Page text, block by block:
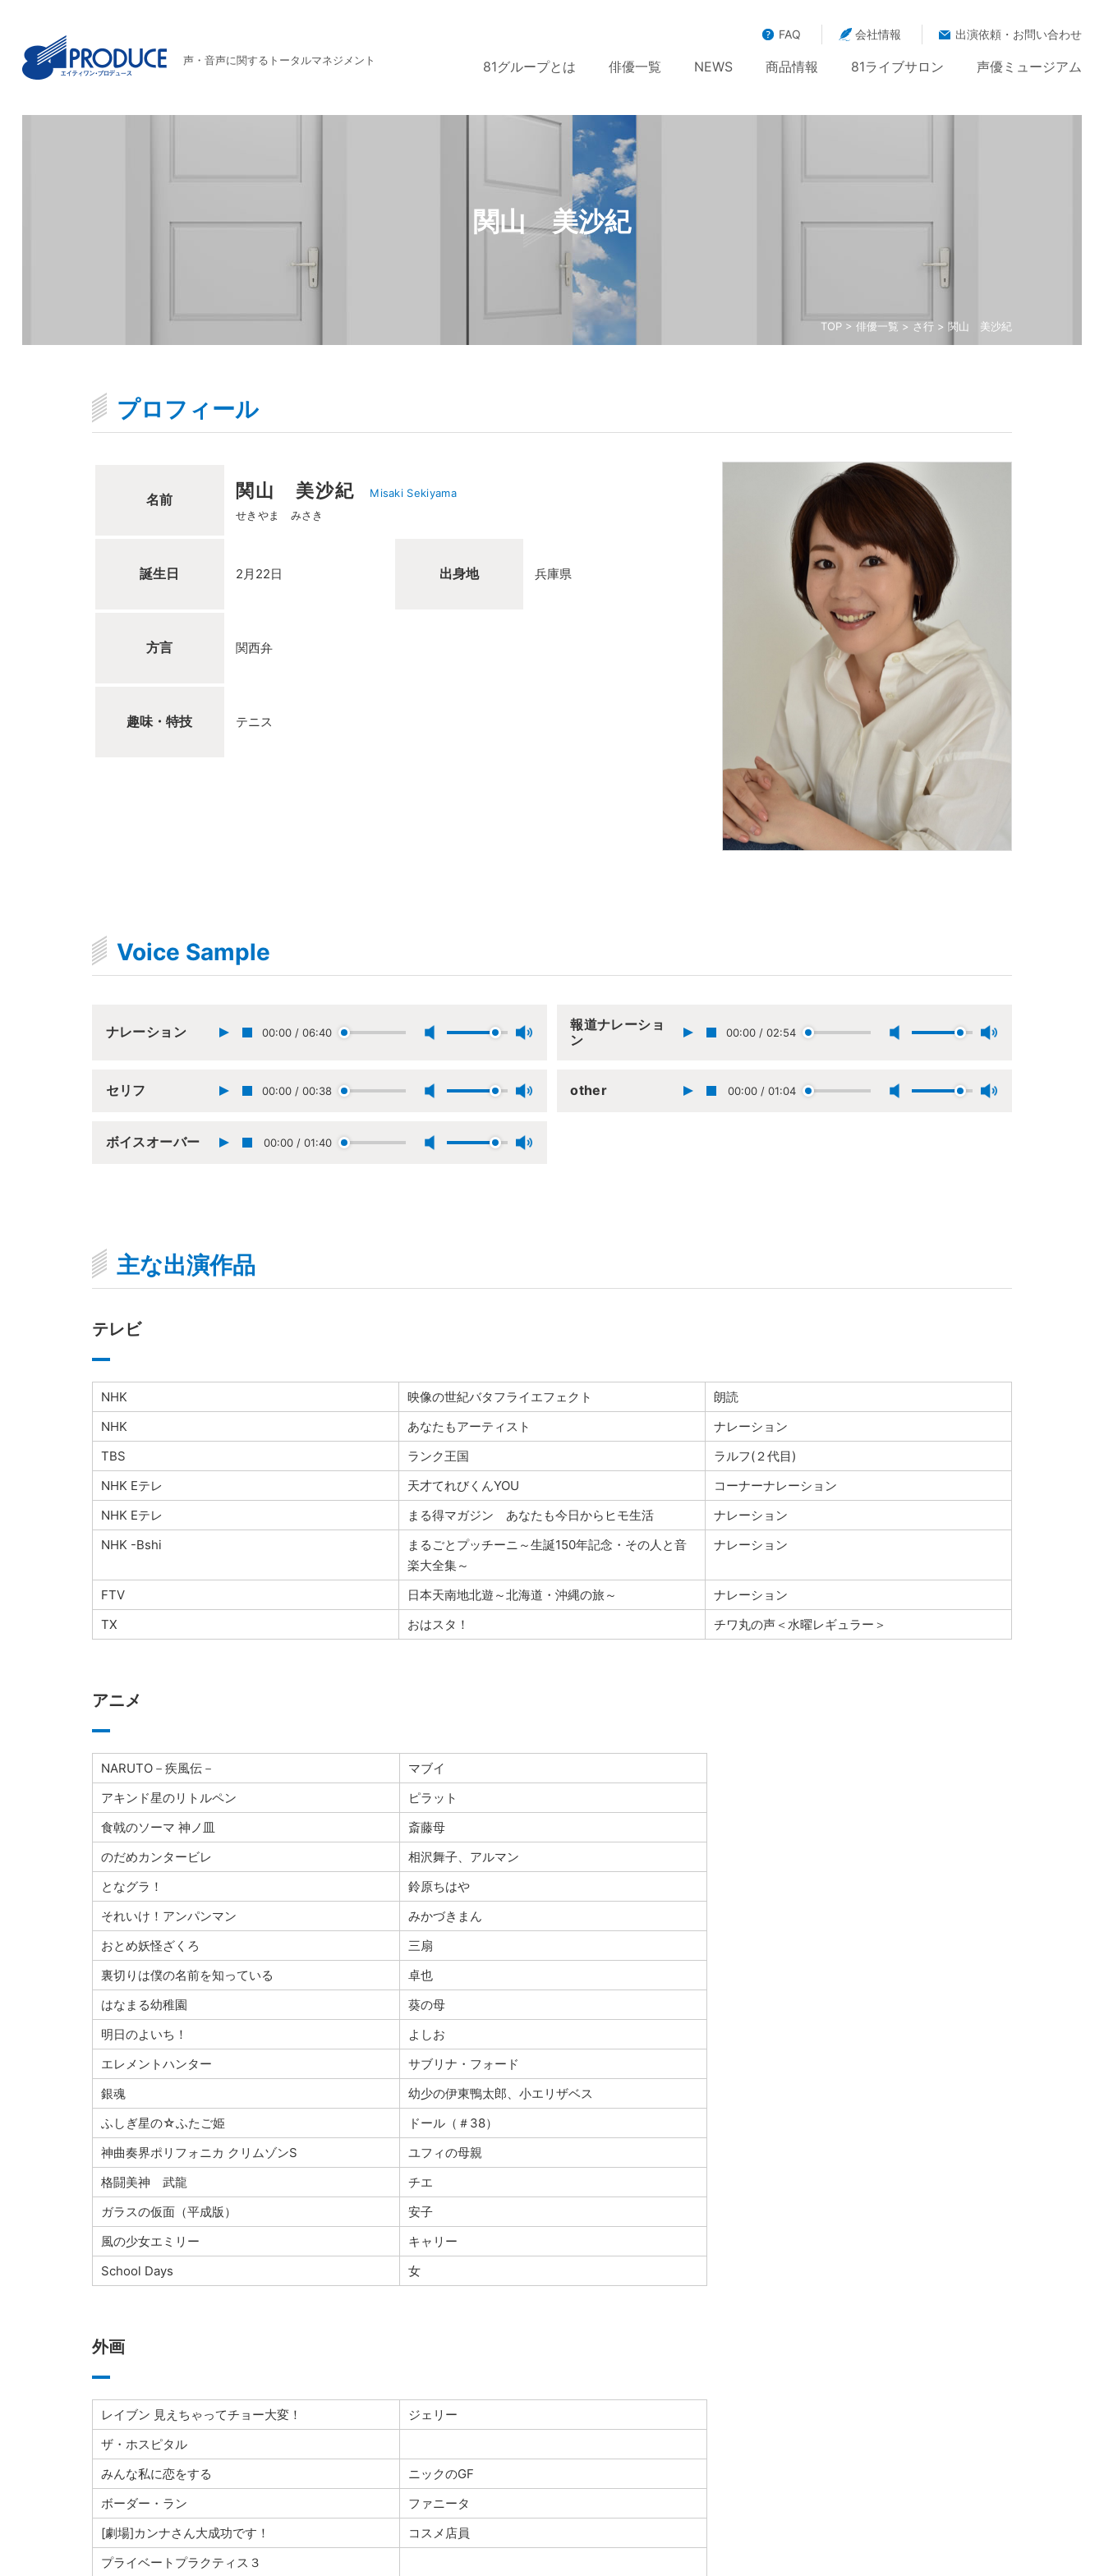
声・音声に関するトータルマネジメント
FAQ 会社情報 出演依頼・お問い合わせ
81グループとは 俳優一覧 NEWS 商品情報 81ライブサロン 声優ミュージアム
TOP> 俳優一覧 > さ行> 関山 美沙紀
関山 美沙紀
プロフィール
名前 関山 美沙紀
Misaki Sekiyama
せきやま みさき
誕生日 2月22日 出身地 兵庫県
方言 関西弁
趣味・特技 テニス
Voice Sample
ナレーション 00:00 / 06:40
報道ナレーショ
ン
00:00 / 02:54
セリフ 00:00 / 00:38 other 00:00 / 01:04
ボイスオーバー 00:00 / 01:40
主な出演作品
テレビ
NHK 映像の世紀バタフライエフェクト
朗読
NHK
あなたもアーティスト
ナレーション
TBS
ランク王国
ラルフ(２代目)
NHK Eテレ
天才てれびくんYOU
コーナーナレーション
NHK Eテレ
まる得マガジン あなたも今日からヒモ生活
ナレーション
NHK -Bshi
まるごとプッチーニ～生誕150年記念・その人と音
楽大全集～
ナレーション
FTV 日本天南地北遊～北海道・沖縄の旅～
ナレーション
TX
おはスタ！ チワ丸の声＜水曜レギュラー＞
アニメ
NARUTO－疾風伝－
マブイ
アキンド星のリトルペン
ピラット
食戟のソーマ 神ノ皿
斎藤母
のだめカンタービレ
相沢舞子、アルマン
となグラ！
鈴原ちはや
それいけ！アンパンマン
みかづきまん
おとめ妖怪ざくろ
三扇
裏切りは僕の名前を知っている
卓也
はなまる幼稚園
葵の母
明日のよいち！
よしお
エレメントハンター
サブリナ・フォード
銀魂
幼少の伊東鴨太郎、小エリザベス
ふしぎ星の☆ふたご姫
ドール（＃38）
神曲奏界ポリフォニカ クリムゾンS
ユフィの母親
格闘美神 武龍
チエ
ガラスの仮面（平成版）
安子
風の少女エミリー
キャリー
School Days
女
外画
レイブン 見えちゃってチョー大変！
ジェリー
ザ・ホスピタル
みんな私に恋をする
ニックのGF
ボーダー・ラン
ファニータ
[劇場]カンナさん大成功です！
コスメ店員
プライベートプラクティス３